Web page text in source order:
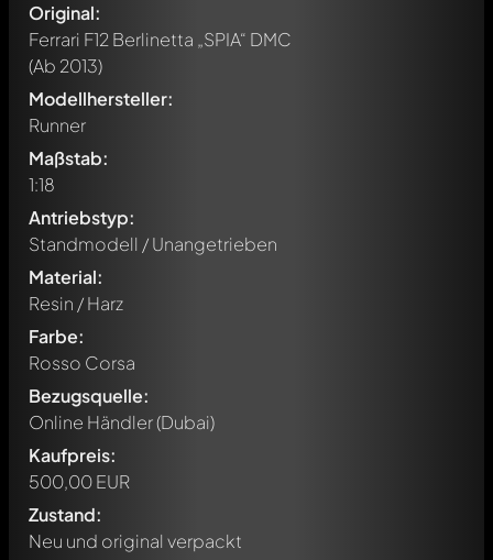
Original:
Ferrari F12 Berlinetta „SPIA“ DMC
(Ab 2013)
Modellhersteller:
Runner
Maßstab:
1:18
Antriebstyp:
Standmodell / Unangetrieben
Material:
Resin / Harz
Farbe:
Rosso Corsa
Bezugsquelle:
Online Händler (Dubai)
Kaufpreis:
500,00 EUR
Zustand:
Neu und original verpackt